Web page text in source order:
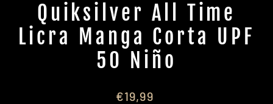
Quiksilver All Time
Licra Manga Corta UPF
50 Niño
Precio
€19,99